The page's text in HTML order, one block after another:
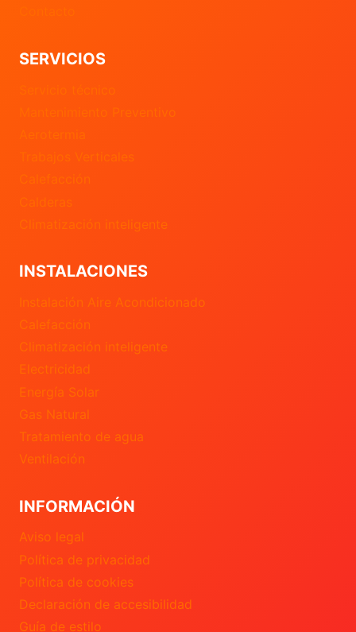
SERVICIOS
Mantenimiento Preventivo
Trabajos Verticales
Calefacción
Calderas
Climatización inteligente
INSTALACIONES
Instalación Aire Acondicionado
Calefacción
Climatización inteligente
Electricidad
Energía Solar
Gas Natural
Tratamiento de agua
Ventilación
INFORMACIÓN
Aviso legal
Política de privacidad
Política de cookies
Declaración de accesibilidad
Guía de estilo